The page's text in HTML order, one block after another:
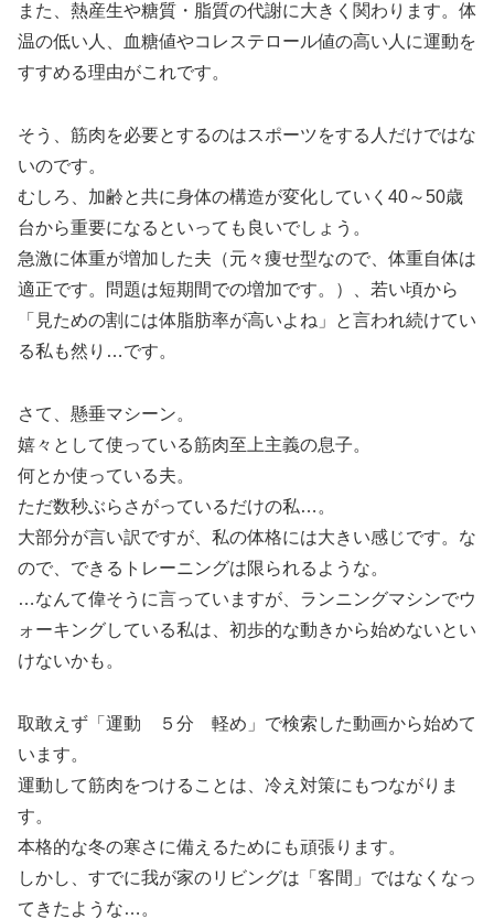
また、熱産生や糖質・脂質の代謝に大きく関わります。体
温の低い人、血糖値やコレステロール値の高い人に運動を
すすめる理由がこれです。
そう、筋肉を必要とするのはスポーツをする人だけではな
いのです。
むしろ、加齢と共に身体の構造が変化していく40～50歳
台から重要になるといっても良いでしょう。
急激に体重が増加した夫（元々痩せ型なので、体重自体は
適正です。問題は短期間での増加です。）、若い頃から
「見ための割には体脂肪率が高いよね」と言われ続けてい
る私も然り…です。
さて、懸垂マシーン。
嬉々として使っている筋肉至上主義の息子。
何とか使っている夫。
ただ数秒ぶらさがっているだけの私…。
大部分が言い訳ですが、私の体格には大きい感じです。な
ので、できるトレーニングは限られるような。
…なんて偉そうに言っていますが、ランニングマシンでウ
ォーキングしている私は、初歩的な動きから始めないとい
けないかも。
取敢えず「運動 ５分 軽め」で検索した動画から始めて
います。
運動して筋肉をつけることは、冷え対策にもつながりま
す。
本格的な冬の寒さに備えるためにも頑張ります。
しかし、すでに我が家のリビングは「客間」ではなくなっ
てきたような…。